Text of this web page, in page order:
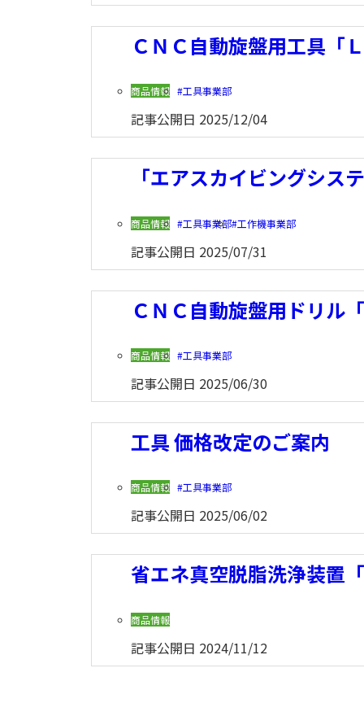
ＣＮＣ自動旋盤用工具「
商品情報 工具事業部
記事公開日 2025/12/04
「エアスカイビングシス
商品情報 工具事業部 工作機事業部
記事公開日 2025/07/31
ＣＮＣ自動旋盤用ドリル
商品情報 工具事業部
記事公開日 2025/06/30
工具 価格改定のご案内
商品情報 工具事業部
記事公開日 2025/06/02
省エネ真空脱脂洗浄装置
商品情報
記事公開日 2024/11/12